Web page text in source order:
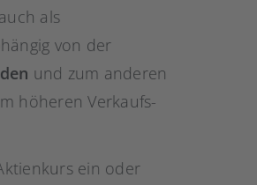
als
von der
und zum anderen
höheren Verkaufs-
ein oder